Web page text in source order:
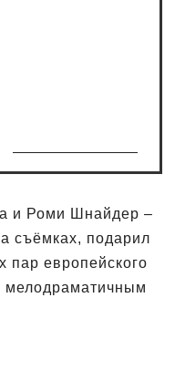
и Роми Шнайдер –
съёмках, подарил
пар европейского
мелодраматичным